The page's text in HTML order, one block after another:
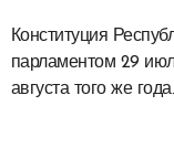
Конституция
парламентом 29
августа того же года.